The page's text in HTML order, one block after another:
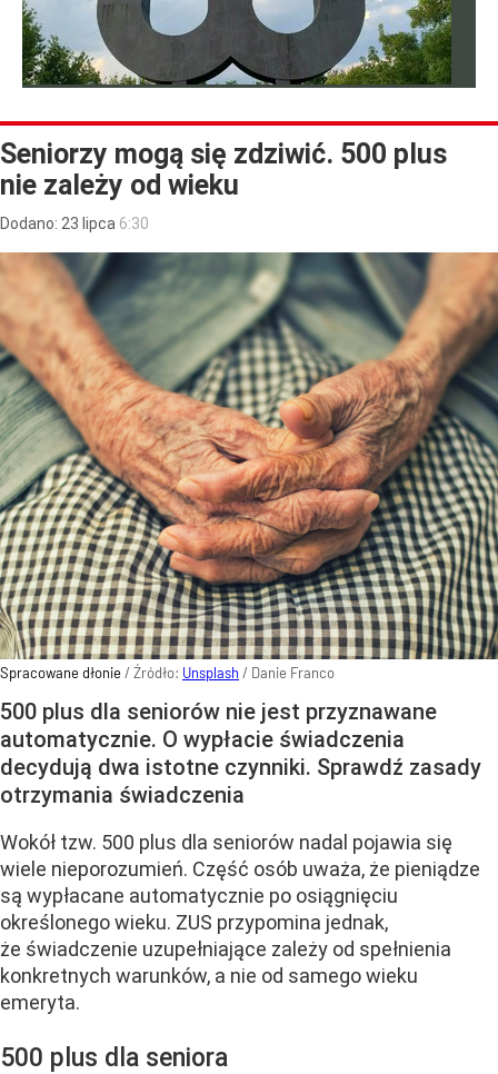
Seniorzy mogą się zdziwić. 500 plus
nie zależy od wieku
Dodano: 23 lipca 6:30
Spracowane dłonie/ Źródło: Unsplash / Danie Franco
500 plus dla seniorów nie jest przyznawane
automatycznie. O wypłacie świadczenia
decydują dwa istotne czynniki. Sprawdź zasady
otrzymania świadczenia
Wokół tzw. 500 plus dla seniorów nadal pojawia się
wiele nieporozumień. Część osób uważa, że pieniądze
są wypłacane automatycznie po osiągnięciu
określonego wieku. ZUS przypomina jednak,
że świadczenie uzupełniające zależy od spełnienia
konkretnych warunków, a nie od samego wieku
emeryta.
500 plus dla seniora